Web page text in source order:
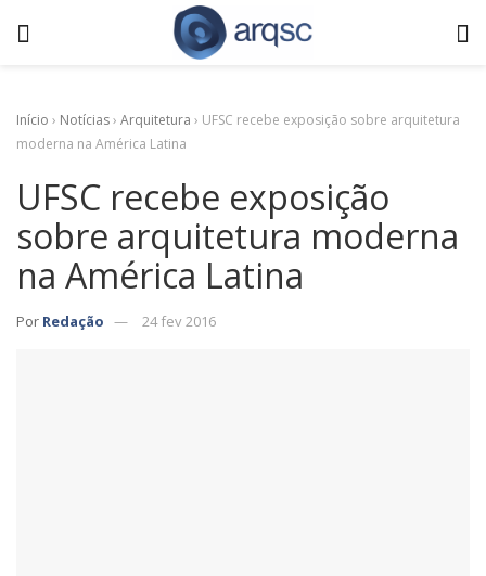
Início › Notícias› Arquitetura › UFSC recebe exposição sobre arquitetura
moderna na América Latina
UFSC recebe exposição
sobre arquitetura moderna
na América Latina
Por Redação 24 fev 2016